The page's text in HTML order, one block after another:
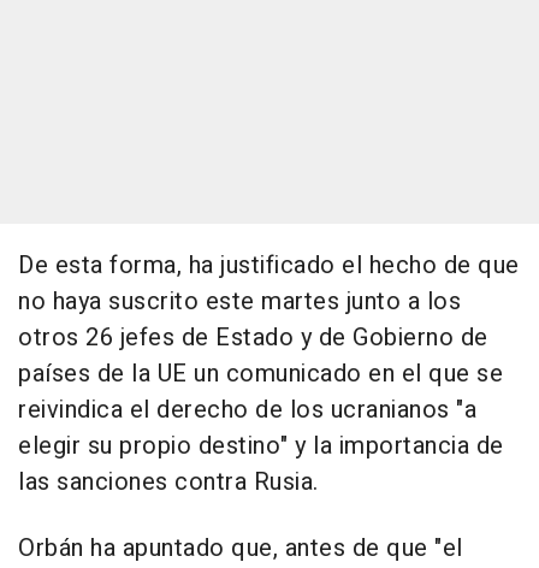
De esta forma, ha justificado el hecho de que
no haya suscrito este martes junto a los
otros 26 jefes de Estado y de Gobierno de
países de la UE un comunicado en el que se
reivindica el derecho de los ucranianos "a
elegir su propio destino" y la importancia de
las sanciones contra Rusia.
Orbán ha apuntado que, antes de que "el